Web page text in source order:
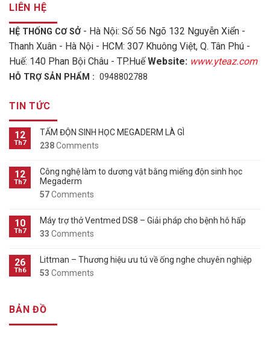
LIÊN HỆ
HỆ THỐNG CƠ SỞ - Hà Nội: Số 56 Ngõ 132 Nguyễn Xiển -
Thanh Xuân - Hà Nội - HCM: 307 Khuông Việt, Q. Tân Phú -
Huế: 140 Phan Bội Châu - TP.HuếWebsite: www.yteaz.com
HỖ TRỢ SẢN PHẨM : 0948802788
TIN TỨC
12
Th7
TẤM ĐỘN SINH HỌC MEGADERM LÀ GÌ
238Comments
12
Th7
Công nghệ làm to dương vật bằng miếng độn sinh học
Megaderm
57Comments
10
Th7
Máy trợ thở Ventmed DS8 – Giải pháp cho bệnh hô hấp
33 Comments
26
Th6
Littman – Thương hiệu ưu tú về ống nghe chuyên nghiệp
53 Comments
BẢN ĐỒ